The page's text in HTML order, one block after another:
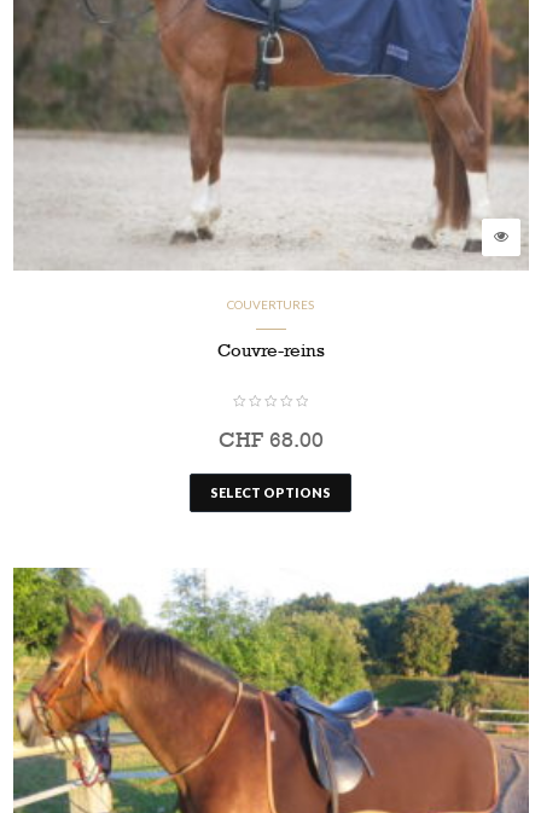
COUVERTURES
Couvre-reins
CHF68.00
SELECT OPTIONS